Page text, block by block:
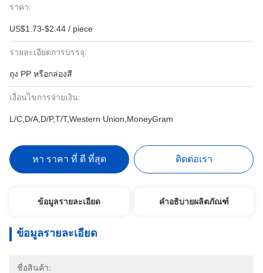
ราคา:
US$1.73-$2.44 / piece
รายละเอียดการบรรจุ:
ถุง PP หรือกล่องสี
เงื่อนไขการจ่ายเงิน:
L/C,D/A,D/P,T/T,Western Union,MoneyGram
หา ราคา ที่ ดี ที่สุด ติดต่อเรา
ข้อมูลรายละเอียด คำอธิบายผลิตภัณฑ์
ข้อมูลรายละเอียด
ชื่อสินค้า: